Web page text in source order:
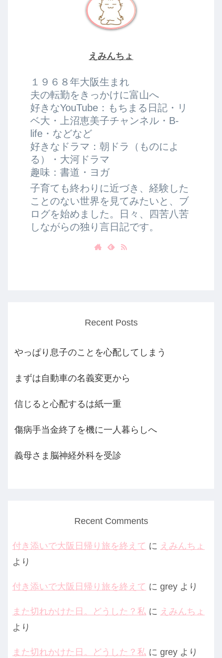
えみんちょ
１９６８年大阪生まれ
夫の転勤をきっかけに富山へ
好きなYouTube：もちまる日記・リ
ベ大・上沼恵美子チャンネル・B-
life・などなど
好きなドラマ：朝ドラ（ものによ
る）・大河ドラマ
趣味：書道・ヨガ
子育ても終わりに近づき、経験した
ことのない世界を見てみたいと、ブ
ログを始めました。日々、四苦八苦
しながらの独り言日記です。
Recent Posts
やっぱり息子のことを心配してしまう
まずは自動車の名義変更から
信じると心配するは紙一重
傷病手当金終了を機に一人暮らしへ
義母さま脳神経外科を受診
Recent Comments
付き添いで大阪日帰り旅を終えて に えみんちょ
より
付き添いで大阪日帰り旅を終えて に grey より
また切れかけた日。どうした？私 に えみんちょ
より
また切れかけた日。どうした？私 に grey より